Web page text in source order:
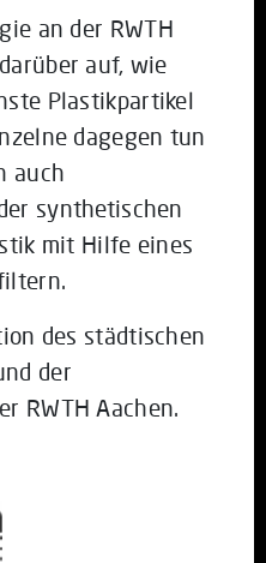
an der RWTH
auf, wie
Plastikpartikel
dagegen tun
auch
synthetischen
mit Hilfe eines
des städtischen
der
RWTH Aachen.